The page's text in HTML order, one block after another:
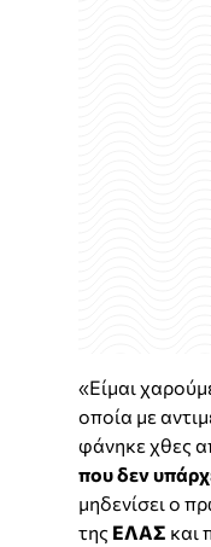
«Είμαι
οποία με
φάνηκε χθες
που δεν
μηδενίσει ο
της ΕΛΑΣ και